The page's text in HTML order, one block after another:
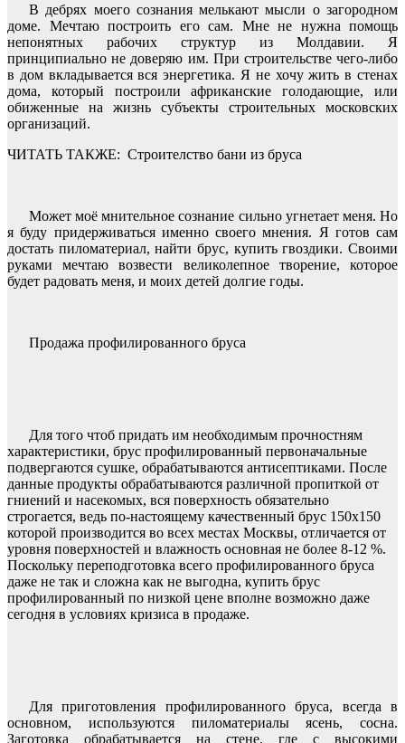
В дебрях моего сознания мелькают мысли о загородном
доме. Мечтаю построить его сам. Мне не нужна помощь
непонятных рабочих структур из Молдавии. Я
принципиально не доверяю им. При строительстве чего-либо
в дом вкладывается вся энергетика. Я не хочу жить в стенах
дома, который построили африканские голодающие, или
обиженные на жизнь субъекты строительных московских
организаций.
ЧИТАТЬ ТАКЖЕ: Строителство бани из бруса
Может моё мнительное сознание сильно угнетает меня. Но
я буду придерживаться именно своего мнения. Я готов сам
достать пиломатериал, найти брус, купить гвоздики. Своими
руками мечтаю возвести великолепное творение, которое
будет радовать меня, и моих детей долгие годы.
Продажа профилированного бруса
Для того чтоб придать им необходимым прочностням
характеристики, брус профилированный первоначальные
подвергаются сушке, обрабатываются антисептиками. После
данные продукты обрабатываются различной пропиткой от
гниений и насекомых, вся поверхность обязательно
строгается, ведь по-настоящему качественный брус 150х150
которой производится во всех местах Москвы, отличается от
уровня поверхностей и влажность основная не более 8-12 %.
Поскольку переподготовка всего профилированного бруса
даже не так и сложна как не выгодна, купить брус
профилированный по низкой цене вполне возможно даже
сегодня в условиях кризиса в продаже.
Для приготовления профилированного бруса, всегда в
основном, используются пиломатериалы ясень, сосна.
Заготовка обрабатывается на стене, где с высокими